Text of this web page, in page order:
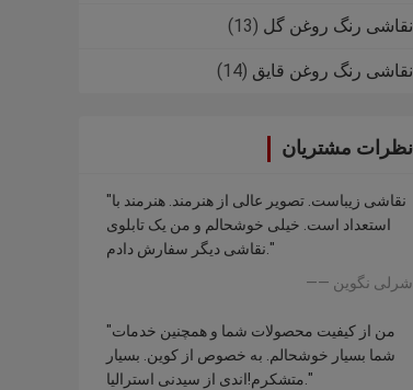
نقاشی رنگ روغن گل (13)
نقاشی رنگ روغن قایق (14)
نظرات مشتریان
"نقاشی زیباست. تصویر عالی از هنرمند. هنرمند با
استعداد است. خیلی خوشحالم و من یک تابلوی
نقاشی دیگر سفارش دادم."
—— شرلی نگوین
"من از کیفیت محصولات شما و همچنین خدمات
شما بسیار خوشحالم. به خصوص از کوین. بسیار
متشکرم!اندی از سیدنی استرالیا."